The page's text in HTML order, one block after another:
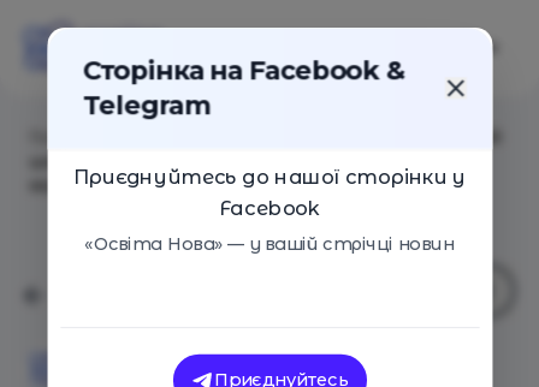
моделюванню
Освіта Нова
Сторінка на Facebook &
Telegram
Приєднуйтесь до нашої сторінки у
Facebook
«Освіта Нова» — у вашій стрічці новин
Приєднуйтесь